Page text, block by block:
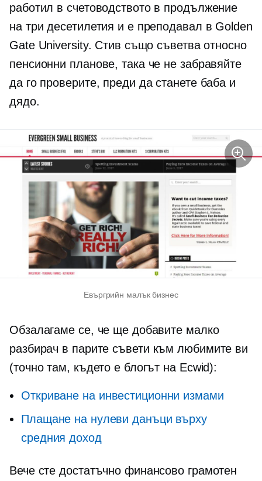
работил в счетоводството в продължение
на три десетилетия и е преподавал в Golden
Gate University. Стив също съветва относно
пенсионни планове, така че не забравяйте
да го проверите, преди да станете баба и
дядо.
Евъргрийн малък бизнес
Обзалагаме се, че ще добавите малко
разбирач в парите съвети към любимите ви
(точно там, където е блогът на Ecwid):
Откриване на инвестиционни измами
Плащане на нулеви данъци върху
средния доход
Вече сте достатъчно финансово грамотен